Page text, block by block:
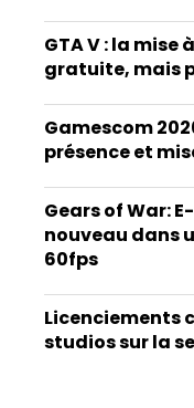
GTA V : la mise
gratuite, mais
Gamescom
présence et
Gears of War:
nouveau dans
60fps
Licenciements
studios sur la